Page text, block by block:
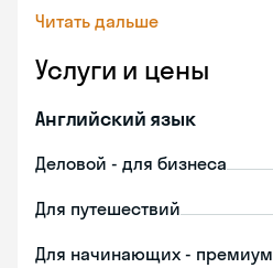
Читать дальше
Услуги и цены
Английский язык
Деловой - для бизнеса
Для путешествий
Для начинающих - премиум